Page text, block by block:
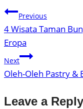
Previous
4 Wisata Taman
Eropa
Next
Oleh-Oleh Pastry &
Leave a Reply